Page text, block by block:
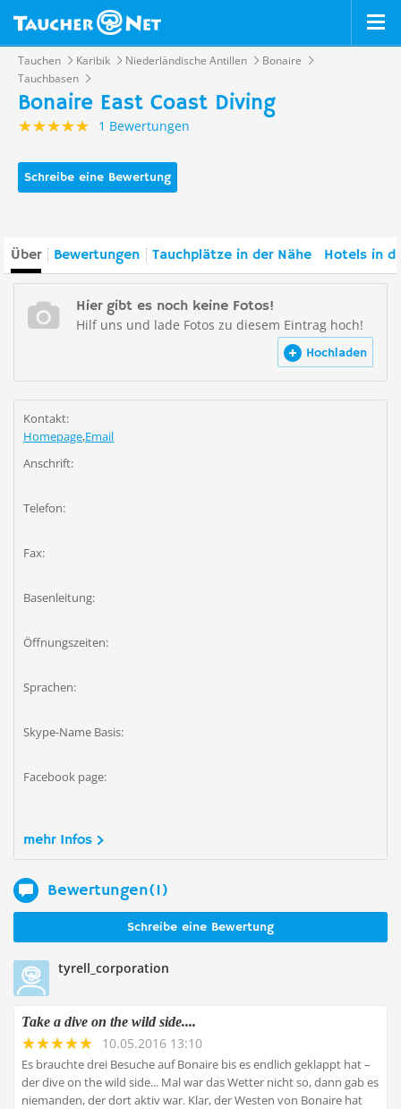
Tauchen Karibik Niederländische Antillen
Bonaire
Tauchbasen
Bonaire East Coast Diving
1 Bewertungen
Schreibe eine Bewertung
Über Bewertungen Tauchplätze in der Nähe Hotels in
Hier gibt es noch keine Fotos!
Hilf uns und lade Fotos zu diesem Eintrag hoch!
Hochladen
Kontakt:
Homepage,Email
Anschrift:
Telefon:
Fax:
Basenleitung:
Öffnungszeiten:
Sprachen:
Skype-Name Basis:
Facebook page:
mehr Infos
Bewertungen(1)
Schreibe eine Bewertung
tyrell_corporation
Take a dive on the wild side....
10.05.2016 13:10
Es brauchte drei Besuche auf Bonaire bis es endlich geklappt hat –
der dive on the wild side... Mal war das Wetter nicht so, dann gab es
niemanden, der dort aktiv war. Klar, der Westen von Bonaire hat